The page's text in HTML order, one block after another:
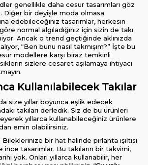
genellikle daha cesur tasarımları göz
Diğer bir deyişle moda olmasa
edebileceğiniz tasarımlar, herkesin
normal algıladığınız için sizin de takı
Ancak o trend geçtiğinde aklınızda
“Ben bunu nasıl takmışım?” İşte bu
modellere karşı biraz temkinli
sizlere cesaret aşılamaya ihtiyacı
Kullanılabilecek Takılar
size yıllar boyunca eşlik edecek
takıları derledik. Siz de bu ürünleri
yıllarca kullanabileceğiniz ürünlere
emin olabilirsiniz.
bir hat halinde pırlanta ışıltısı
tasarımlar. Bu takıların bir takvimi,
yok. Onları yıllarca kullanabilir, her